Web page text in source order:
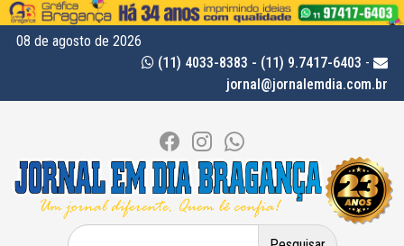
08 de agosto de 2026
(11) 4033-8383 - (11) 9.7417-6403 -
jornal@jornalemdia.com.br
Pesquisar